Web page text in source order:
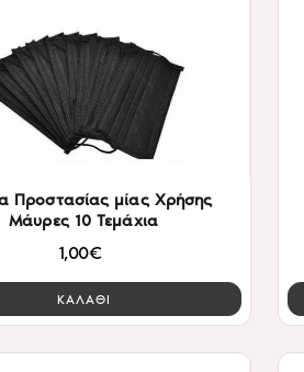
Προστασίας μίας Χρήσης
Μάυρες 10 Τεμάχια
1,00€
ΚΑΛΑΘΙ